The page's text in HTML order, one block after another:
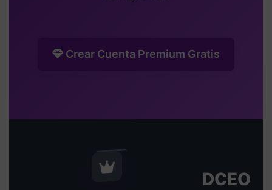
Crear Cuenta Premium Gratis
DCEO